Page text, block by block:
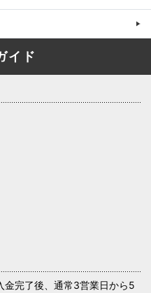
イド
金完了後、通常3営業日から5